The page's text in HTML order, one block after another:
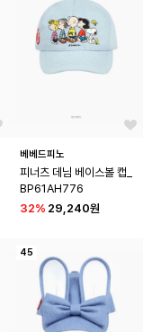
베베드피노
피너츠 데님 베이스볼 캡_
BP61AH776
32% 29,240원
45